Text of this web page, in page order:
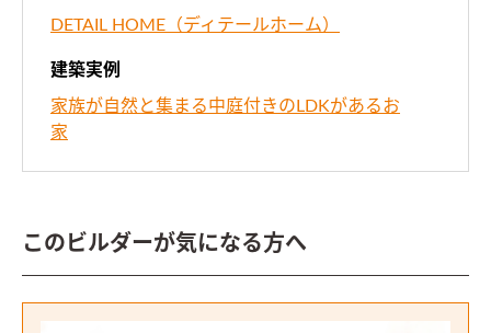
DETAIL HOME（ディテールホーム）
建築実例
家族が自然と集まる中庭付きのLDKがあるお
家
このビルダーが気になる方へ